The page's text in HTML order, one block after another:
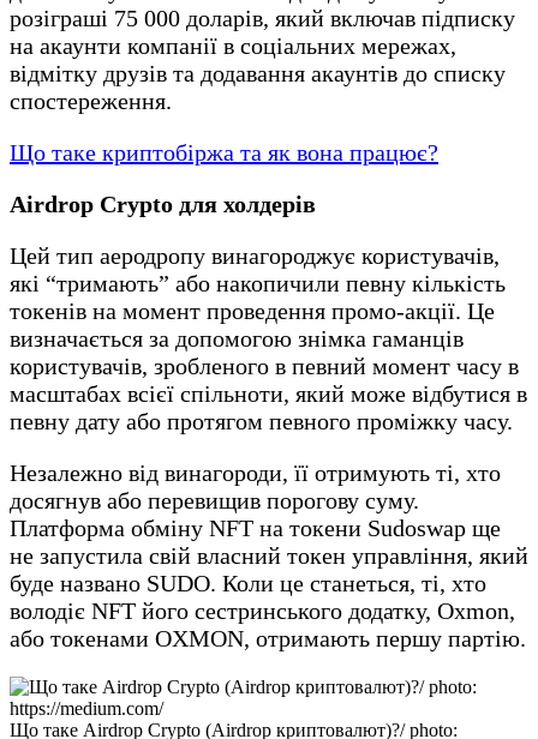
розіграші 75 000 доларів, який включав підписку
на акаунти компанії в соціальних мережах,
відмітку друзів та додавання акаунтів до списку
спостереження.
Що таке криптобіржа та як вона працює?
Airdrop Crypto для холдерів
Цей тип аеродропу винагороджує користувачів,
які “тримають” або накопичили певну кількість
токенів на момент проведення промо-акції. Це
визначається за допомогою знімка гаманців
користувачів, зробленого в певний момент часу в
масштабах всієї спільноти, який може відбутися в
певну дату або протягом певного проміжку часу.
Незалежно від винагороди, її отримують ті, хто
досягнув або перевищив порогову суму.
Платформа обміну NFT на токени Sudoswap ще
не запустила свій власний токен управління, який
буде названо SUDO. Коли це станеться, ті, хто
володіє NFT його сестринського додатку, Oxmon,
або токенами OXMON, отримають першу партію.
Що таке Airdrop Crypto (Airdrop криптовалют)?/ photo: